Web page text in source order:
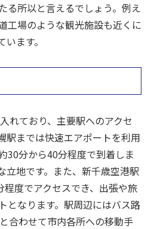
る所以と言えるでしょう。例え
工場のような観光施設も近くに
ます。
れており、主要駅へのアクセ
駅までは快速エアポートを利用
30分から40分程度で到着しま
立地です。また、新千歳空港駅
度でアクセスでき、出張や旅
となります。駅周辺にはバス路
合わせて市内各所への移動手